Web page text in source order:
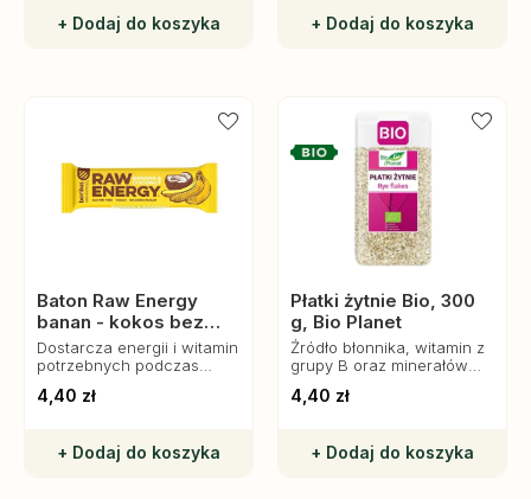
żaden mały smakosz.
+ Dodaj do koszyka + Dodaj do koszyka
Baton Raw Energy
banan - kokos bez
glutenu, 50 g, Bombus
Dostarcza energii i witamin
potrzebnych podczas
4,40 zł
+ Dodaj do koszyka
Płatki żytnie Bio, 300
g, Bio Planet
Źródło błonnika, witamin z
grupy B oraz minerałów
wspierając prawidłowe
zwiększając uczucie
4,40 zł
+ Dodaj do koszyka